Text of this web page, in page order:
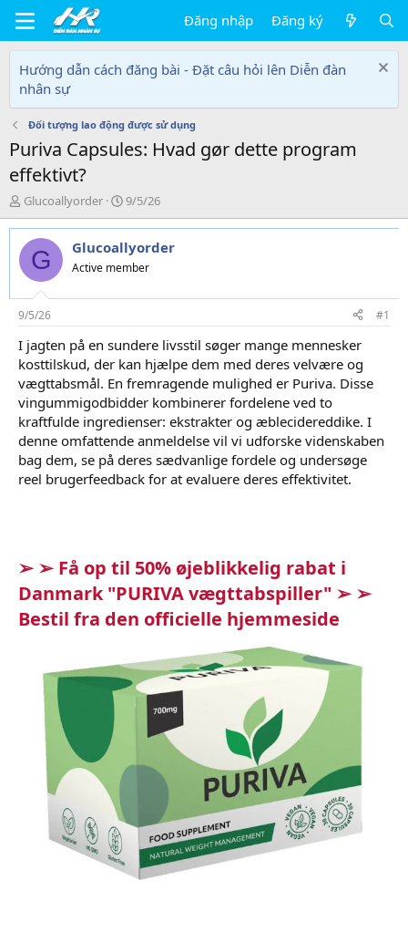
Đăng nhập Đăng ký
Hướng dẫn cách đăng bài - Đặt câu hỏi lên Diễn đàn
nhân sự
Đối tượng lao động được sử dụng
Puriva Capsules: Hvad gør dette program
effektivt?
T
h
r
e
d
s
t
a
t
e
r
Glucoallyorder
N
g
à
y
g
i
9/5/26
G Glucoallyorder
Active member
9/5/26 #1
I jagten på en sundere livsstil søger mange mennesker
kosttilskud, der kan hjælpe dem med deres velvære og
vægttabsmål. En fremragende mulighed er Puriva. Disse
vingummigodbidder kombinerer fordelene ved to
kraftfulde ingredienser: ekstrakter og æblecidereddike. I
denne omfattende anmeldelse vil vi udforske videnskaben
bag dem, se på deres sædvanlige fordele og undersøge
reel brugerfeedback for at evaluere deres effektivitet.
➢ ➢ Få op til 50% øjeblikkelig rabat i
Danmark "PURIVA vægttabspiller" ➢ ➢
Bestil fra den officielle hjemmeside